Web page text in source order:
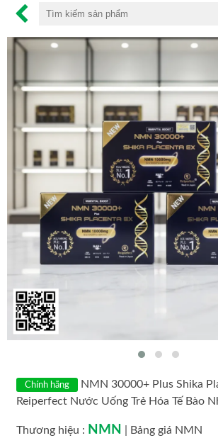
Chính hãng
NMN 30000+ Plus Shika
Reiperfect Nước Uống Trẻ Hóa Tế Bào
Thương hiệu : NMN Bảng giá NMN
CHỐNG LÃO HÓA
CHỐNG NẮNG
MỸ PHẨM SK-II
NƯỚC UỐNG COLLAGEN
VIÊN UỐNG GIẢM CÂN
MỌC MI
AN CUNG NGƯU HOÀNG
MỌC TÓC
MỸ PHẨM CAO CẤP
MỸ PHẨM LAMER